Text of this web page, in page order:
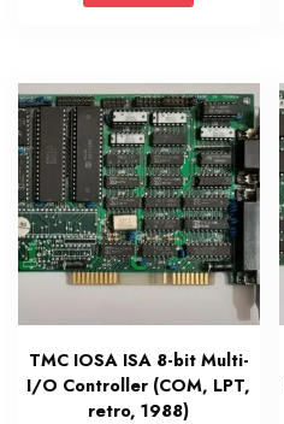
TMC IOSA ISA 8-bit Multi-
I/O Controller (COM, LPT,
retro, 1988)